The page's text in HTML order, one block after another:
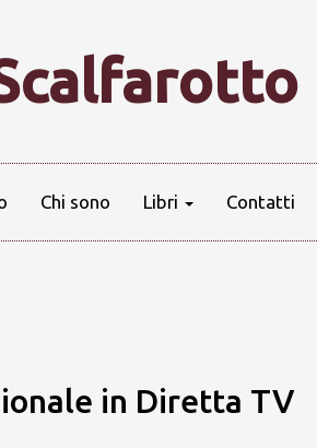
Chi sono Libri Contatti
in Diretta TV